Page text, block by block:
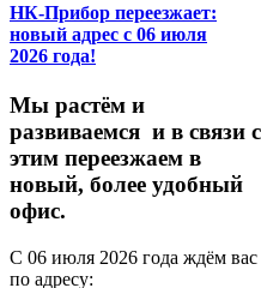
НК-Прибор переезжает:
новый адрес с 06 июля
2026 года!
Мы растём и
развиваемся и в связи с
этим переезжаем в
новый, более удобный
офис.
С 06 июля 2026 года ждём вас
по адресу: